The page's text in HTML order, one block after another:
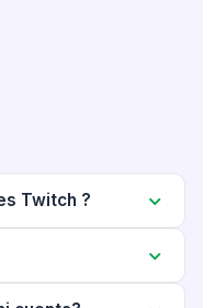
Twitch ?